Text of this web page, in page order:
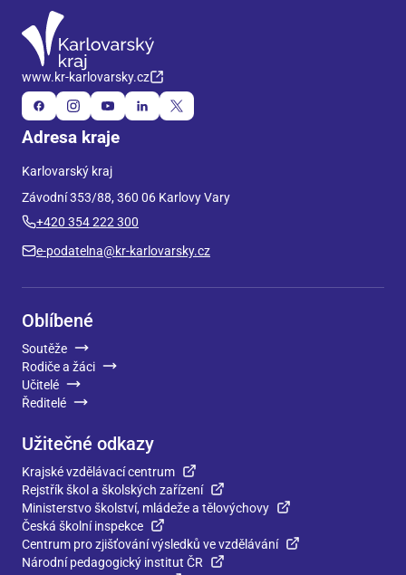
www.kr-karlovarsky.cz
Adresa kraje
Karlovarský kraj
Závodní 353/88, 360 06 Karlovy Vary
+420 354 222 300
e-podatelna@kr-karlovarsky.cz
Oblíbené
Soutěže
Rodiče a žáci
Učitelé
Ředitelé
Užitečné odkazy
Krajské vzdělávací centrum
Rejstřík škol a školských zařízení
Ministerstvo školství, mládeže a tělovýchovy
Česká školní inspekce
Centrum pro zjišťování výsledků ve vzdělávání
Národní pedagogický institut ČR